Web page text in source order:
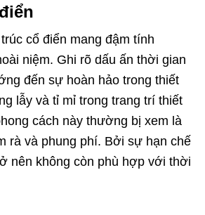
cổ điển mang đậm tính
niệm. Ghi rõ dấu ấn thời gian
đến sự hoàn hảo trong thiết
lẫy và tỉ mỉ trong trang trí thiết
cách này thường bị xem là
rà và phung phí. Bởi sự hạn chế
nên không còn phù hợp với thời